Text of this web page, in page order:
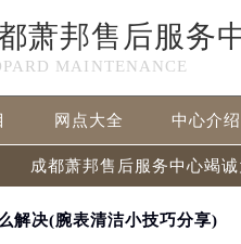
萧邦售后服务
MAINTENANCE
网点大全 中心介绍
成都萧邦售后服务中心竭诚
解决(腕表清洁小技巧分享)